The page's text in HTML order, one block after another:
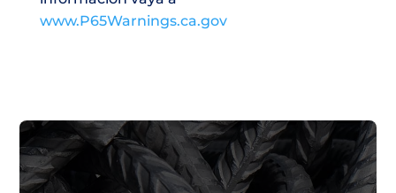
www.P65Warnings.ca.gov